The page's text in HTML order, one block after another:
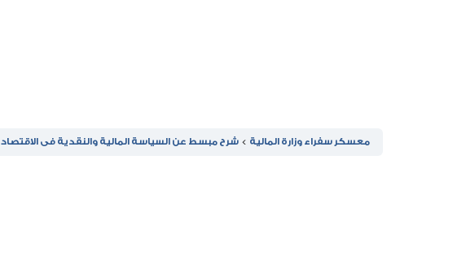
معسكر سفراء وزارة المالية شرح مبسط عن السياسة المالية والنقدية فى الاقتصاد